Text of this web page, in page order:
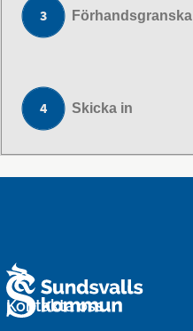
Förhandsgranska
Skicka in
Kontakta oss